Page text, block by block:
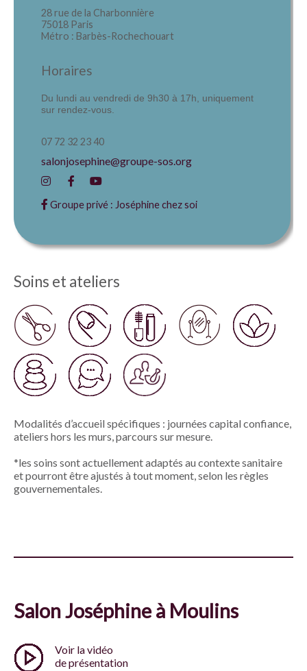
28 rue de la Charbonnière
75018 Paris
Métro : Barbès-Rochechouart
Horaires
Du lundi au vendredi de 9h30 à 17h, uniquement
sur rendez-vous.
07 72 32 23 40
salonjosephine@groupe-sos.org
Groupe privé : Joséphine chez soi
Soins et ateliers
Modalités d’accueil spécifiques : journées capital confiance,
ateliers hors les murs, parcours sur mesure.
*les soins sont actuellement adaptés au contexte sanitaire
et pourront être ajustés à tout moment, selon les règles
gouvernementales.
Salon Joséphine à Moulins
Voir la vidéo
de présentation